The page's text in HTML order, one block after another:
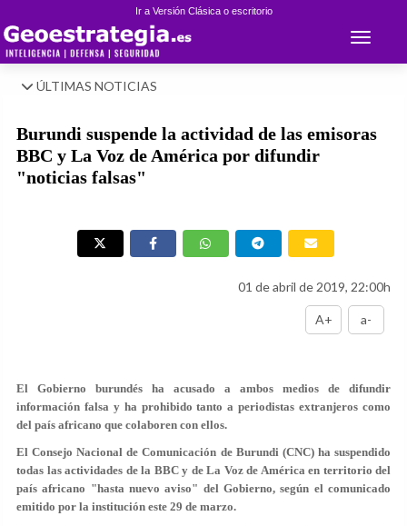
Ir a Versión Clásica o escritorio
Toggle
ÚLTIMAS NOTICIAS
Burundi suspende la actividad de las emisoras
BBC y La Voz de América por difundir
"noticias falsas"
01 de abril de 2019, 22:00h
A+ a-
El Gobierno burundés ha acusado a ambos medios de difundir
información falsa y ha prohibido tanto a periodistas extranjeros como
del país africano que colaboren con ellos.
El Consejo Nacional de Comunicación de Burundi (CNC) ha suspendido
todas las actividades de la BBC y de La Voz de América en territorio del
país africano "hasta nuevo aviso" del Gobierno, según el comunicado
emitido por la institución este 29 de marzo.